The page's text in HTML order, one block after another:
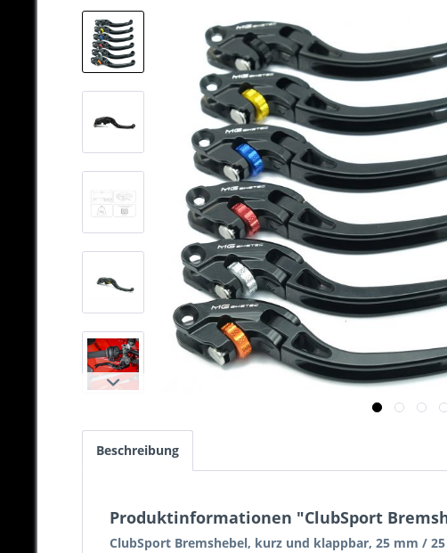
Beschreibung
Produktinformationen "ClubSport
ClubSport Bremshebel, kurz und klappbar, 25 mm /